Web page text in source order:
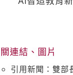
連結、圖片
引用新聞：雙部